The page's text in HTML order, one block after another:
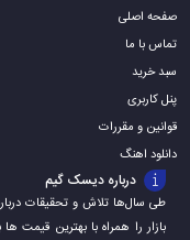
صفحه اصلی
تماس با ما
سبد خرید
پنل کاربری
قوانین و مقررات
دانلود اهنگ
درباره دیسک گیم
طی سال‌ها تلاش و تحقیقات
بازار را همراه با بهترین قیمت